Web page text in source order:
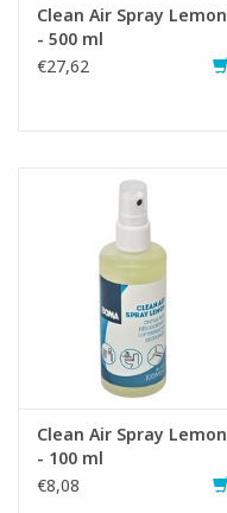
Clean Air Spray Lemon
- 500 ml
€27,62
Clean Air Spray Lemon
- 100 ml
€8,08